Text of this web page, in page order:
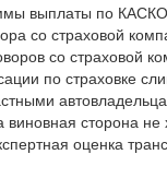
выплаты по
со страховой
со страховой
по страховке
виновная сторона не
оценка